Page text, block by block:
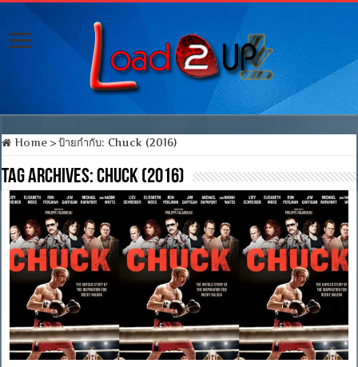
Home > ป้ายกำกับ: Chuck (2016)
Tag Archives:Chuck (2016)